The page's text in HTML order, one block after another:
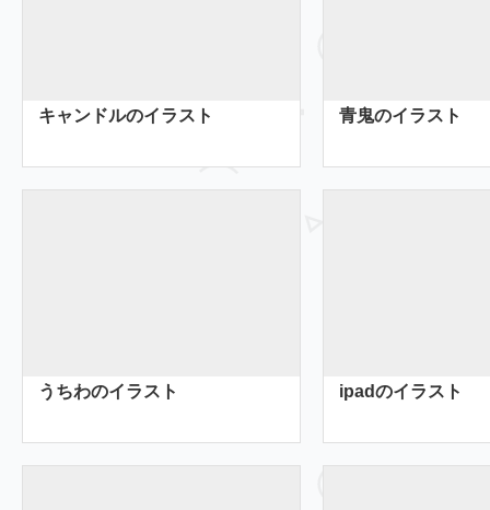
キャンドルのイラスト 青鬼のイラスト
うちわのイラスト ipadのイラスト